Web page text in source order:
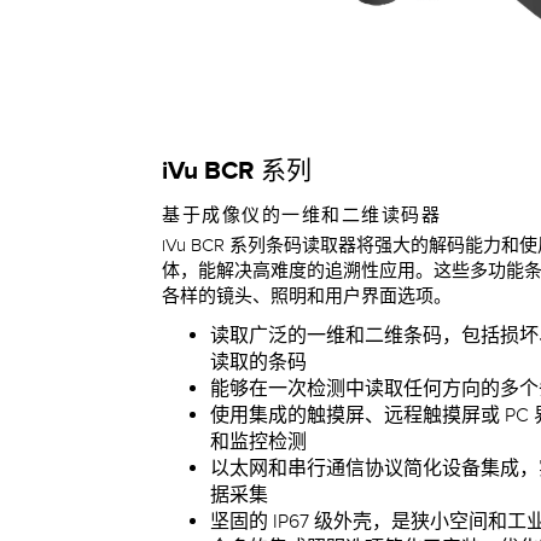
iVu BCR 系列
基于成像仪的一维和二维读码器
iVu BCR 系列条码读取器将强大的解码能力和
体，能解决高难度的追溯性应用。这些多功能
各样的镜头、照明和用户界面选项。
读取广泛的一维和二维条码，包括损
读取的条码
能够在一次检测中读取任何方向的
使用集成的触摸屏、远程触摸屏或 PC
和监控检测
以太网和串行通信协议简化设备集成
据采集
坚固的 IP67 级外壳，是狭小空间和工